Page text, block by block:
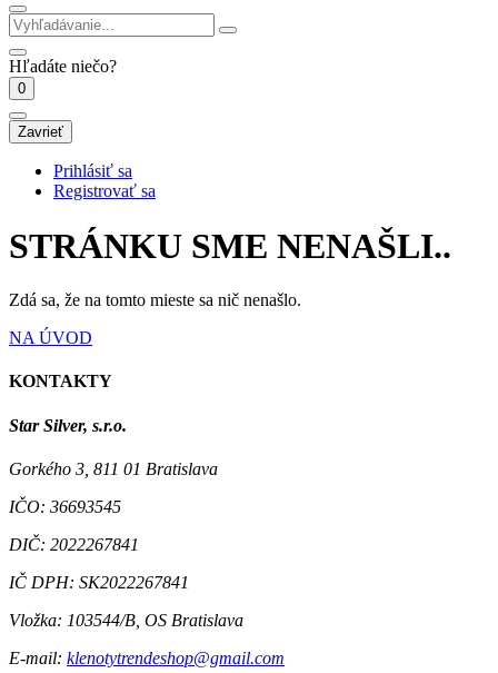
Hľadáte niečo?
0
Zavrieť
Prihlásiť sa
Registrovať sa
STRÁNKU SME NENAŠLI..
Zdá sa, že na tomto mieste sa nič nenašlo.
NA ÚVOD
KONTAKTY
Star Silver, s.r.o.
Gorkého 3, 811 01 Bratislava
IČO: 36693545
DIČ: 2022267841
IČ DPH: SK2022267841
Vložka: 103544/B, OS Bratislava
E-mail: klenotytrendeshop@gmail.com